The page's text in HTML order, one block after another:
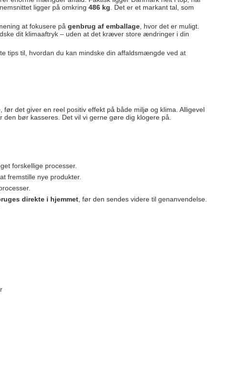
ligger på omkring486 kg . Det er et markant tal, som
at fokusere pågenbrug af emballage , hvor det er muligt.
dit klimaaftryk – uden at det kræver store ændringer i din
tips til, hvordan du kan mindske din affaldsmængde ved at
, før det giver en reel positiv effekt på både miljø og klima. Alligevel
den bør kasseres. Det vil vi gerne gøre dig klogere på.
forskellige processer.
fremstille nye produkter.
direkte i hjemmet , før den sendes videre til genanvendelse.